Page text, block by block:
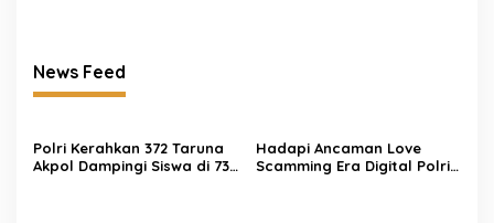
News Feed
Polri Kerahkan 372 Taruna
Akpol Dampingi Siswa di 73
Hadapi Ancaman Love
Scamming Era Digital Polri